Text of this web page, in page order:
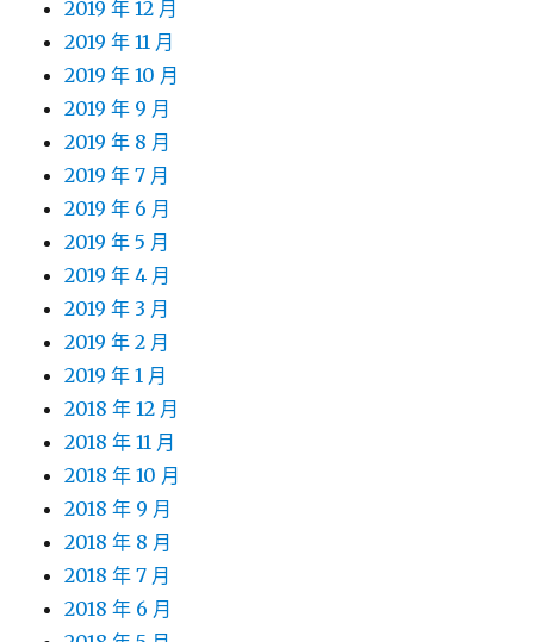
2019 年 12 月
2019 年 11 月
2019 年 10 月
2019 年 9 月
2019 年 8 月
2019 年 7 月
2019 年 6 月
2019 年 5 月
2019 年 4 月
2019 年 3 月
2019 年 2 月
2019 年 1 月
2018 年 12 月
2018 年 11 月
2018 年 10 月
2018 年 9 月
2018 年 8 月
2018 年 7 月
2018 年 6 月